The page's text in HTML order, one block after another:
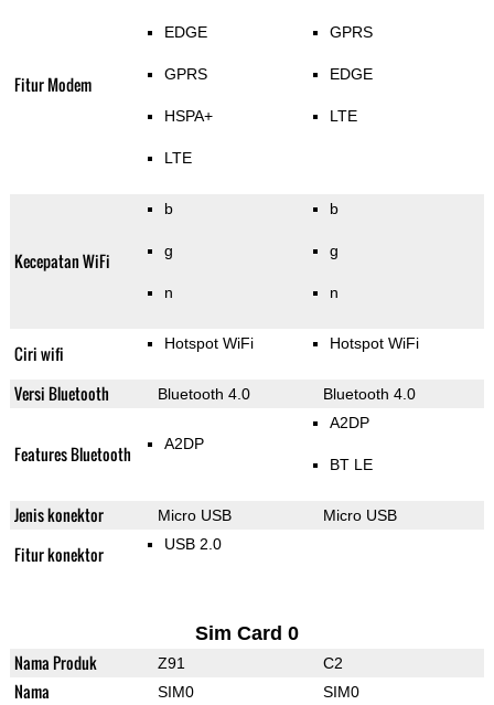
Fitur Modem
EDGE
GPRS
HSPA+
LTE
GPRS
EDGE
LTE
Kecepatan WiFi
b
g
n
b
g
n
Ciri wifi Hotspot WiFi Hotspot WiFi
Versi Bluetooth Bluetooth 4.0 Bluetooth 4.0
Features Bluetooth A2DP
A2DP
BT LE
Jenis konektor Micro USB Micro USB
Fitur konektor USB 2.0
Sim Card 0
Nama Produk Z91 C2
Nama SIM0 SIM0